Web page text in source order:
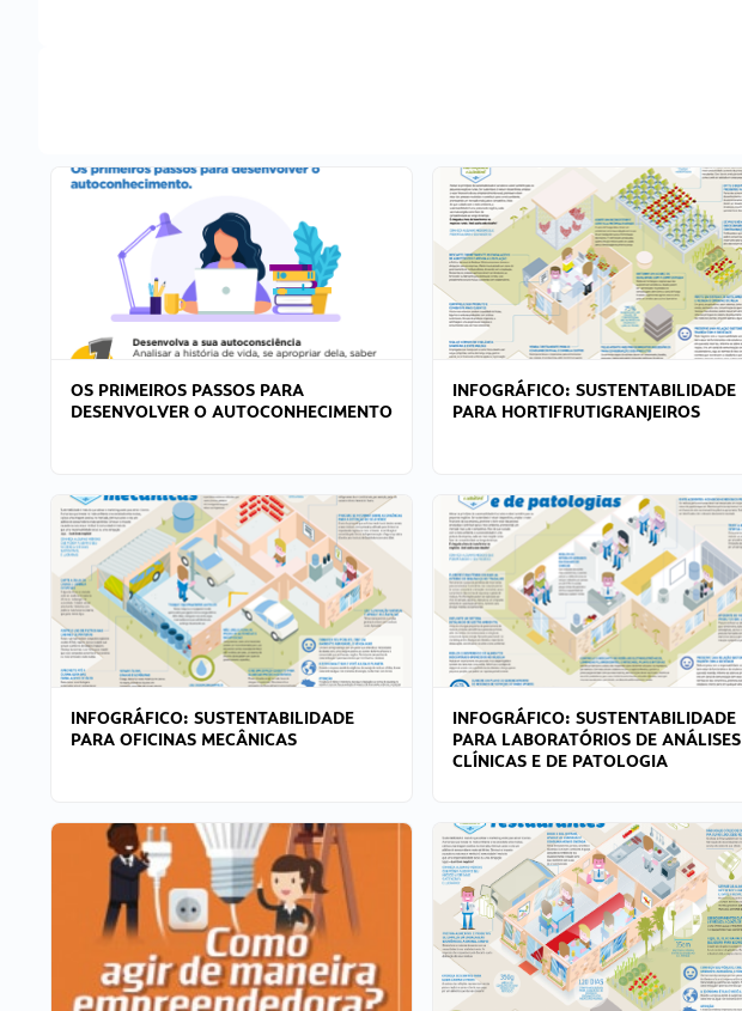
OS PRIMEIROS PASSOS PARA
DESENVOLVER O AUTOCONHECIMENTO
INFOGRÁFICO: SUSTENTABILIDADE
PARA HORTIFRUTIGRANJEIROS
INFOGRÁFICO: SUSTENTABILIDADE
PARA OFICINAS MECÂNICAS
INFOGRÁFICO: SUSTENTABILIDADE
PARA LABORATÓRIOS DE ANÁLISES
CLÍNICAS E DE PATOLOGIA